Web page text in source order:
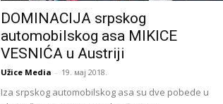
DOMINACIJA srpskog
automobilskog asa MIKICE
VESNIĆA u Austriji
Užice Media - 19. мај 2018.
Iza srpskog automobilskog asa su dve pobede u